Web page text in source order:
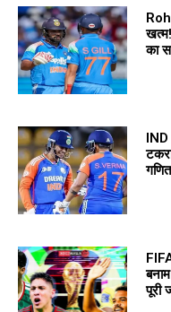
का
IND
गणित
पूरी